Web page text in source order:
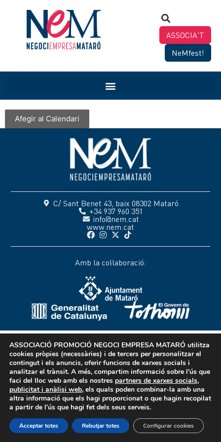
ASSOCIA'T
NeMfest!
Afegir al Calendari
C/ Sant Benet 43, baix 08302 Mataró
+34 937 960 351
info@nem.cat
www.nem.cat
Amb la col·laboració:
ASSOCIACIÓ PROMOCIÓ NEGOCI EMPRESA MATARÓ utilitza
cookies pròpies (necessàries) i de tercers per personalitzar el
contingut i els anuncis, oferir funcions de xarxes socials i
analitzar el trànsit. A més, compartim informació sobre l'ús que
faci del lloc web amb els nostres partners de xarxes socials,
publicitat i anàlisi web, els quals poden combinar-la amb una
altra informació que els hagi proporcionat o que hagin recopilat
a partir de l’ús que hagi fet dels seus serveis.
Acceptar totes Rebutjar totes Configurar cookies